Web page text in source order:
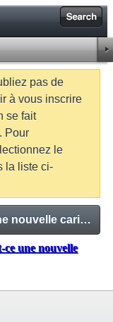
pas de
à vous inscrire
se fait
Pour
le
la liste ci-
"La Journée de la jupe", est-ce une nouvelle caricature des enfants d'immigrés?
une nouvelle